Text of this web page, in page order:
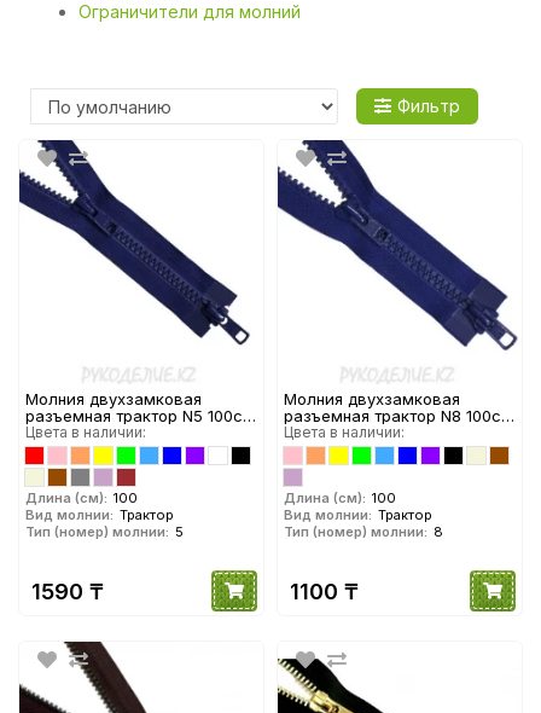
Ограничители для молний
Фильтр
Молния двухзамковая
разъемная трактор N5 100см
YKK
Цвета в наличии:
Длина (см): 100
Вид молнии: Трактор
Тип (номер) молнии: 5
1590 ₸
Молния двухзамковая
разъемная трактор N8 100см
YKK
Цвета в наличии:
Длина (см): 100
Вид молнии: Трактор
Тип (номер) молнии: 8
1100 ₸